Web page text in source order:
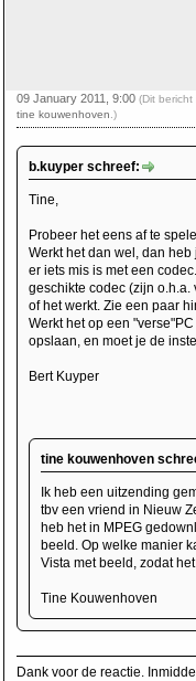
09 January 2011, 9:00 (Dit
tine kouwenhoven .)
b.kuyper schreef:
Tine,
Probeer het eens af te
Werkt het dan wel, dan
er iets mis is met een
geschikte codec (zijn
of het werkt. Zie een paar
Werkt het op een
opslaan, en moet je de
Bert Kuyper
tine kouwenhoven
Ik heb een uitzending
tbv een vriend in Nieuw
heb het in MPEG
beeld. Op welke manier
Vista met beeld, zodat
Tine Kouwenhoven
Dank voor de reactie.